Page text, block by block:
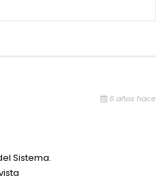
6 años hace
Sistema.